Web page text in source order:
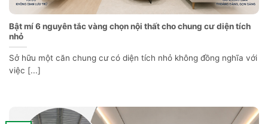
Bật mí 6 nguyên tắc vàng chọn nội thất cho chung cư diện tích
nhỏ
Sở hữu một căn chung cư có diện tích nhỏ không đồng nghĩa với
việc [...]